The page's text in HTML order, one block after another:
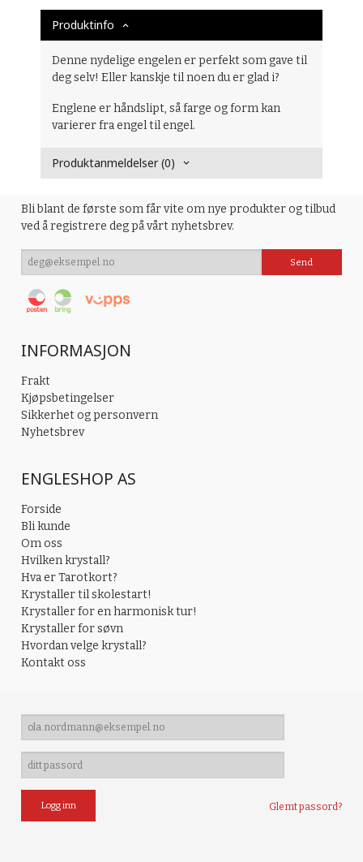
Produktinfo
Denne nydelige engelen er perfekt som gave til
deg selv! Eller kanskje til noen du er glad i?
Englene er håndslipt, så farge og form kan
varierer fra engel til engel.
Produktanmeldelser (0)
Bli blant de første som får vite om nye produkter og tilbud
ved å registrere deg på vårt nyhetsbrev.
INFORMASJON
Frakt
Kjøpsbetingelser
Sikkerhet og personvern
Nyhetsbrev
ENGLESHOP AS
Forside
Bli kunde
Om oss
Hvilken krystall?
Hva er Tarotkort?
Krystaller til skolestart!
Krystaller for en harmonisk tur!
Krystaller for søvn
Hvordan velge krystall?
Kontakt oss
Glemt passord?